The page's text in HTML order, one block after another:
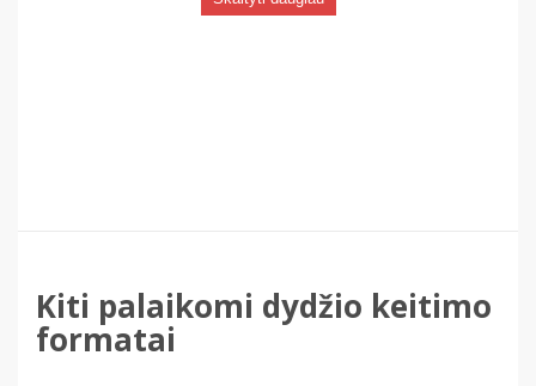
Kiti palaikomi dydžio keitimo
formatai